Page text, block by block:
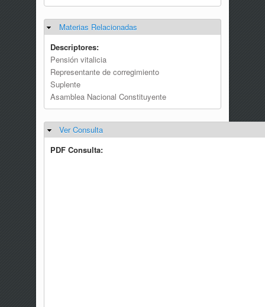
Ocultar
Materias Relacionadas
Descriptores:
Pensión vitalicia
Representante de corregimiento
Suplente
Asamblea Nacional Constituyente
Ocultar
Ver Consulta
PDF Consulta: